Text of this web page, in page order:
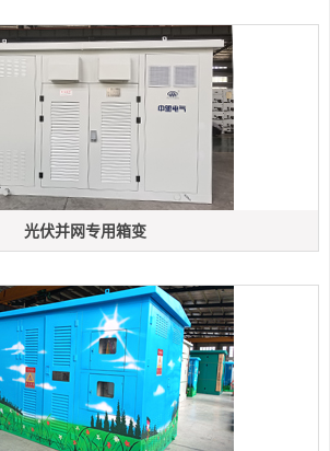
光伏并网专用箱变